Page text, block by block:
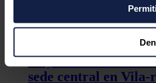
Si lo permite, también
Recopilar información
puede tener una precisión de
Identificar su dispositivo
características específicas
Porcelanosa pone en
mayor instalación
sede central en Vila-